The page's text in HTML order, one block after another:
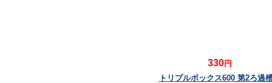
330円
トリプルボックス600 第2ろ過